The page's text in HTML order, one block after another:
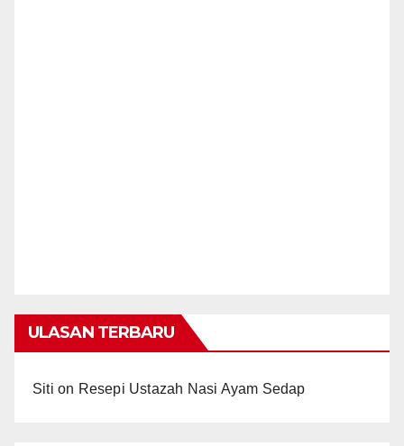
ULASAN TERBARU
Siti on Resepi Ustazah Nasi Ayam Sedap